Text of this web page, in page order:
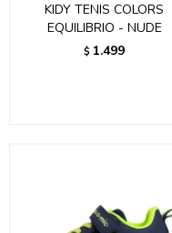
KIDY TENIS COLORS
EQUILIBRIO - NUDE
$ 1.499